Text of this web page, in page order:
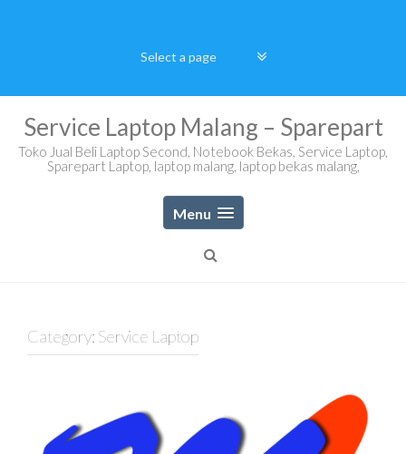
Service Laptop Malang – Sparepart
Toko Jual Beli Laptop Second, Notebook Bekas, Service Laptop,
Sparepart Laptop, laptop malang, laptop bekas malang,
Menu
Category: Service Laptop